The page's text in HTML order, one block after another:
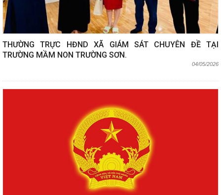
THƯỜNG TRỰC HĐND XÃ GIÁM SÁT CHUYÊN ĐỀ TẠI
TRƯỜNG MẦM NON TRƯỜNG SƠN.
04/05/2026